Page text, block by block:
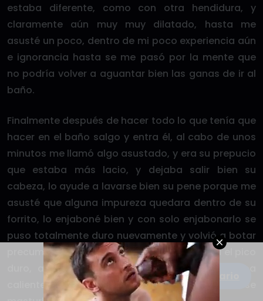
estaba diferente, como con otra hendidura, y
claramente aún muy muy dilatado, hasta me
asusté un poco, dentro de mi poco experiencia aún
e ignorancia hasta se me pasó por la mente que
no podría volver a aguantar bien las ganas de ir al
baño.
Finalmente después de hacer todo lo que tenía que
hacer en el baño salgo y entra él, al cabo de unos
minutos me llamó algo asustado, y era su prepucio
que estaba más lacio, y dejaba salir bien su
cabeza, lo ayude a lavarse bien su pene porque me
asusté que alguna impureza quedara dentro de su
forrito, lo enjaboné bien y con solo enjabonarlo se
puso totalmente duro nuevamente y volvió a botar
precum, terminó de lavarse bien, y aún tenía el pico
duro, así que le pregunté si acaso aún estaba
caliente, y me dijo que si, que normalmente él se
Escribe un comentario